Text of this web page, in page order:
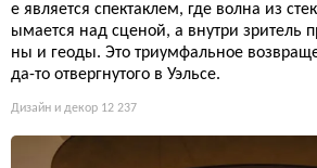
е является спектаклем, где волна из
ымается над сценой, а внутри зритель
ны и геоды. Это триумфальное
да-то отвергнутого в Уэльсе.
Дизайн и декор 12 237